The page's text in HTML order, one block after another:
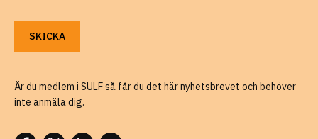
Är du medlem i SULF så får du det här nyhetsbrevet och behöver
inte anmäla dig.